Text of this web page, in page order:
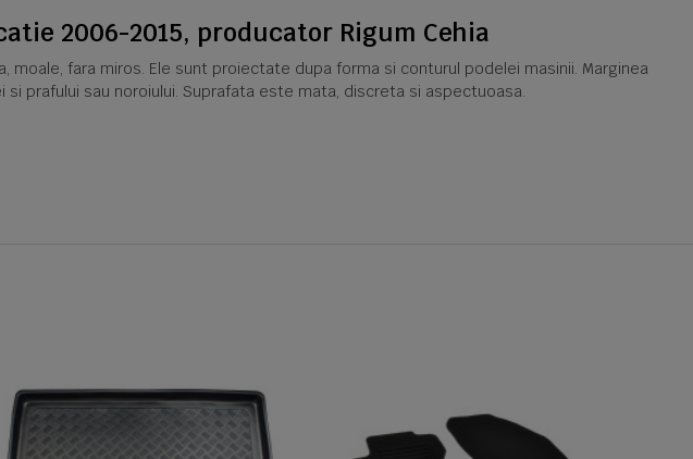
2006-2015, producator Rigum Cehia
fara miros. Ele sunt proiectate dupa forma si conturul podelei masinii. Marginea
prafului sau noroiului. Suprafata este mata, discreta si aspectuoasa.